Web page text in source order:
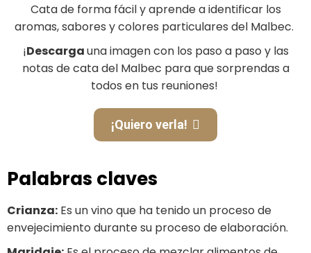
Cata de forma fácil y aprende a identificar los
aromas, sabores y colores particulares del Malbec.
¡Descargauna imagen con los paso a paso y las
notas de cata del Malbec para que sorprendas a
todos en tus reuniones!
¡Quiero verla!
Palabras claves
Crianza: Es un vino que ha tenido un proceso de
envejecimiento durante su proceso de elaboración.